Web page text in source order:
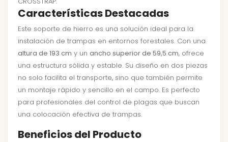
Características Destacadas
Este soporte de hierro es una solución ideal para la
instalación de trampas en entornos forestales. Con una
altura de 193 cm y un ancho superior de 59,5 cm, ofrece
una estructura sólida y estable. Su diseño en dos piezas
no solo facilita el transporte, sino que también permite
un montaje rápido y sencillo en el campo. Es perfecto
para profesionales del control de plagas que buscan
una colocación efectiva de trampas.
Beneficios del Producto